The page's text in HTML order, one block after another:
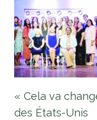
« Cela va
des États-Unis